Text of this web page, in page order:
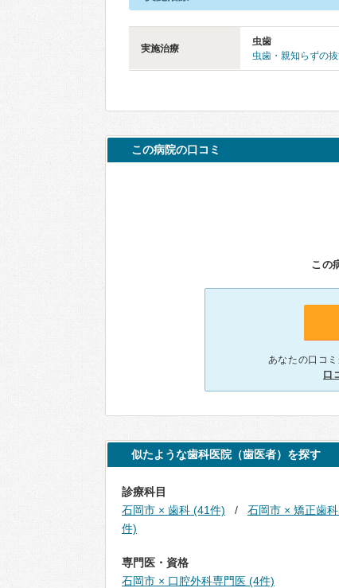
実施治療
虫歯
虫歯・親知らずの
この病院の口コミ
この
あなたの口コ
口
似たような歯科医院（歯医者）を探す
診療科目
石岡市 × 歯科 (41件)
石岡市 × 矯正歯
件)
専門医・資格
石岡市 × 口腔外科専門医 (4件)